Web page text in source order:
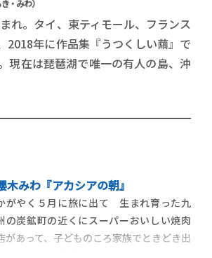
・みわ）
れ。タイ、東ティモール、フランス
2018年に作品集『うつくしい繭』で
現在は琵琶湖で唯一の有人の島、沖
木みわ『アカシアの朝』
がやく５月に旅に出て 生まれ育った九
の炭鉱町の近くにスーパーおいしい焼肉
があって、子どものころ家族でときどき出